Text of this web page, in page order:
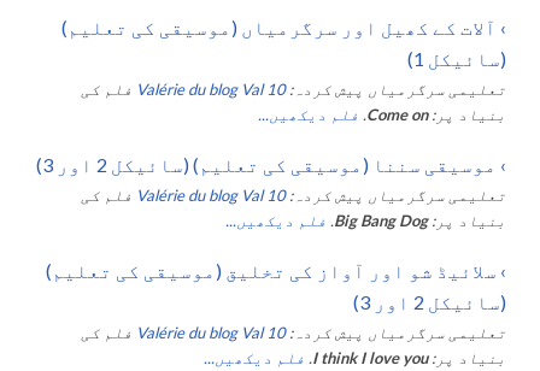
› آلات کے کھیل اور سرگرمیاں (موسیقی کی تعلیم)
(سائیکل 1)
تعلیمی سرگرمیاں پیش کردہ: Valérie du blog Val 10 فلم کی
بنیاد پر: Come on
. فلم دیکھیں...
› موسیقی سننا (موسیقی کی تعلیم) (سائیکل 2 اور 3)
تعلیمی سرگرمیاں پیش کردہ: Valérie du blog Val 10 فلم کی
بنیاد پر: Big Bang Dog
. فلم دیکھیں...
› سلائیڈ شو اور آواز کی تخلیق (موسیقی کی تعلیم)
(سائیکل 2 اور 3)
تعلیمی سرگرمیاں پیش کردہ: Valérie du blog Val 10 فلم کی
بنیاد پر: I think I love you
. فلم دیکھیں...